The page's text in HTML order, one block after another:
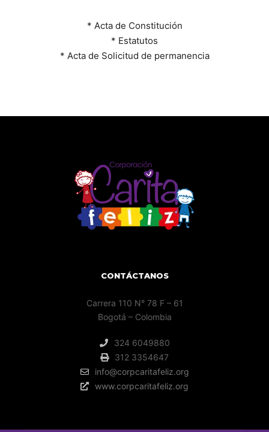
* Acta de Constitución
* Estatutos
* Acta de Solicitud de permanencia
CONTÁCTANOS
Carrera 110 N° 78 F – 61
Bogotá – Colombia
324 6049880
312 3354647
info@corpcaritafeliz.org
www.corpcaritafeliz.org